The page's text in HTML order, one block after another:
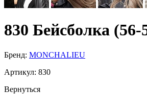
830 Бейсболка (56-
Бренд: MONCHALIEU
Артикул: 830
Вернуться